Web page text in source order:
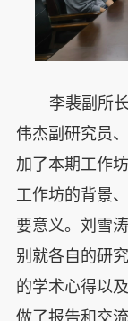
李裴副所
伟杰副研究员
加了本期工作
工作坊的背景
要意义。刘雪
别就各自的研
的学术心得以